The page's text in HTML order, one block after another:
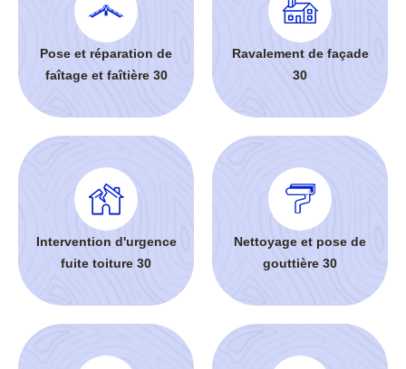
Pose et réparation de
faîtage et faîtière 30
Ravalement de façade
30
Intervention d'urgence
fuite toiture 30
Nettoyage et pose de
gouttière 30